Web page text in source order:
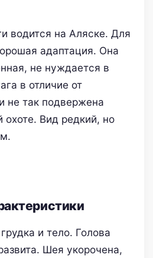
водится на Аляске. Для
адаптация. Она
не нуждается в
в отличие от
не так подвержена
охоте. Вид редкий, но
и тело. Голова
Шея укорочена,